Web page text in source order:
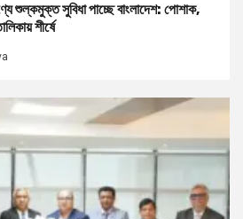
শুল্কমুক্ত সুবিধা পাচ্ছে বাংলাদেশ: পোশাক,
শীর্ষে